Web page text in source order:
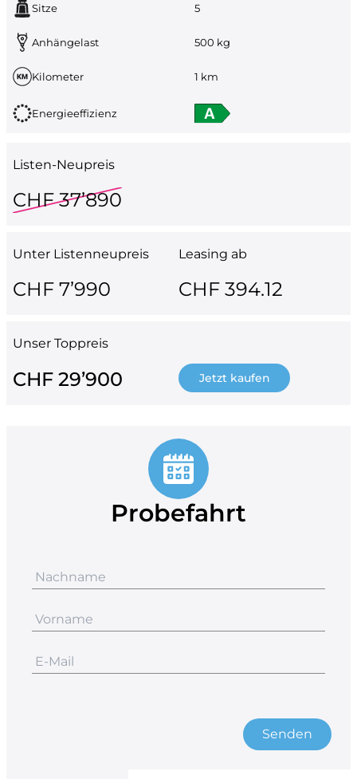
Sitze 5
Anhängelast 500 kg
Kilometer 1 km
Energieeffizienz
Listen-Neupreis
CHF 37’890
Unter Listenneupreis
CHF 7’990
Leasing ab
CHF 394.12
Unser Toppreis
CHF 29’900 Jetzt kaufen
Probefahrt
Senden